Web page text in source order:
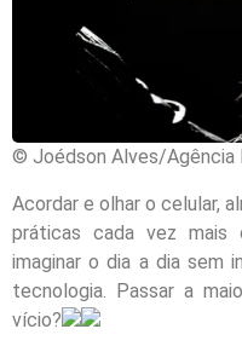
© Joédson Alves/Agência
Acordar e olhar o celular,
práticas cada vez mais
imaginar o dia a dia sem
tecnologia. Passar a
vício?